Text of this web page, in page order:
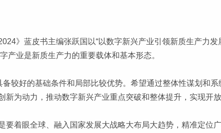
》蓝皮书主编张跃国以“以数字新兴产业引领新质生产力发
产业是新质生产力的重要载体和基本形态。
较好的基础条件和局部比较优势。希望通过整体性谋划和
为动力，推动数字新兴产业重点突破和整体提升，实现开放
着眼全球、融入国家发展大战略大布局大趋势，精准定位